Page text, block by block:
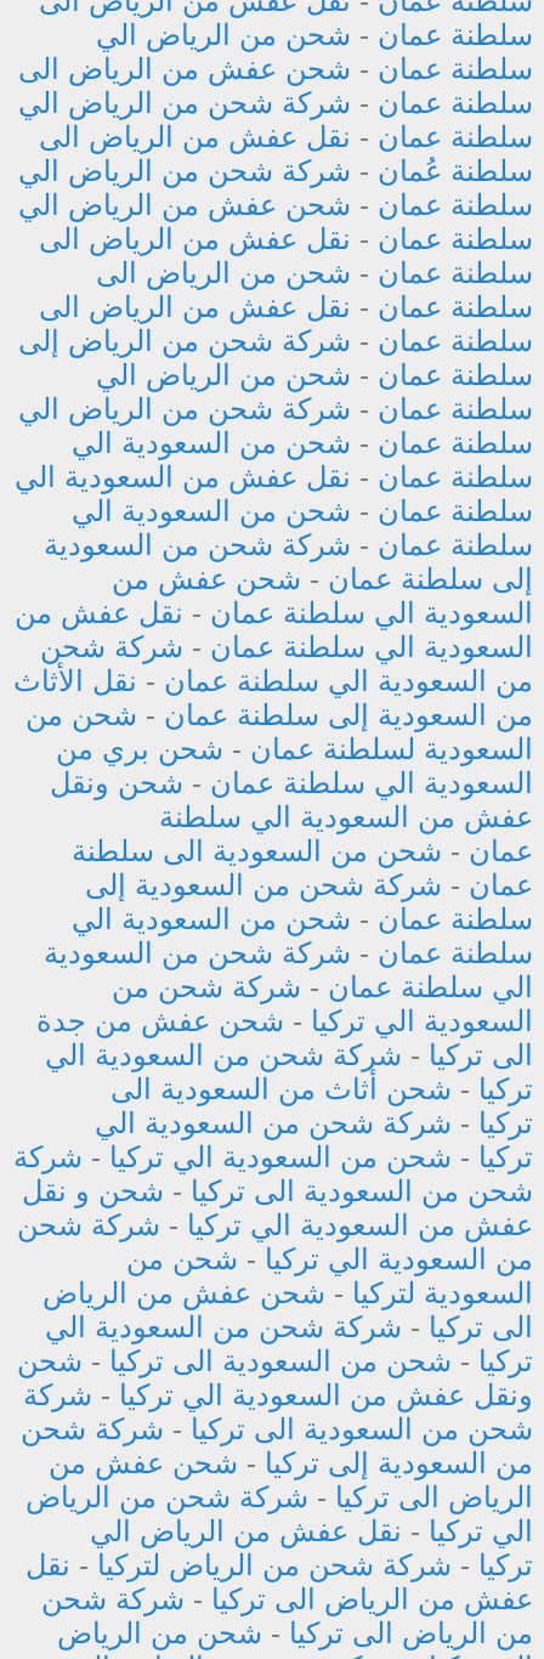
سلطنة عمان - شحن من الرياض الي
سلطنة عمان - شحن عفش من الرياض الى
سلطنة عمان - شركة شحن من الرياض الي
سلطنة عمان - نقل عفش من الرياض الى
سلطنة عُمان - شركة شحن من الرياض الي
سلطنة عمان - شحن عفش من الرياض الي
سلطنة عمان - نقل عفش من الرياض الى
سلطنة عمان - شحن من الرياض الى
سلطنة عمان - نقل عفش من الرياض الى
سلطنة عمان - شركة شحن من الرياض إلى
سلطنة عمان - شحن من الرياض الي
سلطنة عمان - شركة شحن من الرياض الي
سلطنة عمان - شحن من السعودية الي
سلطنة عمان - نقل عفش من السعودية الي
سلطنة عمان - شحن من السعودية الي
سلطنة عمان - شركة شحن من السعودية
إلى سلطنة عمان - شحن عفش من
السعودية الي سلطنة عمان - نقل عفش من
السعودية الي سلطنة عمان - شركة شحن
من السعودية الي سلطنة عمان - نقل الأثاث
من السعودية إلى سلطنة عمان - شحن من
السعودية لسلطنة عمان - شحن بري من
السعودية الي سلطنة عمان - شحن ونقل
عفش من السعودية الي سلطنة
عمان - شحن من السعودية الى سلطنة
عمان - شركة شحن من السعودية إلى
سلطنة عمان - شحن من السعودية الي
سلطنة عمان - شركة شحن من السعودية
الي سلطنة عمان - شركة شحن من
السعودية الي تركيا - شحن عفش من جدة
الى تركيا - شركة شحن من السعودية الي
تركيا - شحن أثاث من السعودية الى
تركيا - شركة شحن من السعودية الي
تركيا - شحن من السعودية الي تركيا - شركة
شحن من السعودية الى تركيا - شحن و نقل
عفش من السعودية الي تركيا - شركة شحن
من السعودية الي تركيا - شحن من
السعودية لتركيا - شحن عفش من الرياض
الى تركيا - شركة شحن من السعودية الي
تركيا - شحن من السعودية الى تركيا - شحن
ونقل عفش من السعودية الي تركيا - شركة
شحن من السعودية الى تركيا - شركة شحن
من السعودية إلى تركيا - شحن عفش من
الرياض الى تركيا - شركة شحن من الرياض
الي تركيا - نقل عفش من الرياض الي
تركيا - شركة شحن من الرياض لتركيا - نقل
عفش من الرياض الى تركيا - شركة شحن
من الرياض الى تركيا - شحن من الرياض